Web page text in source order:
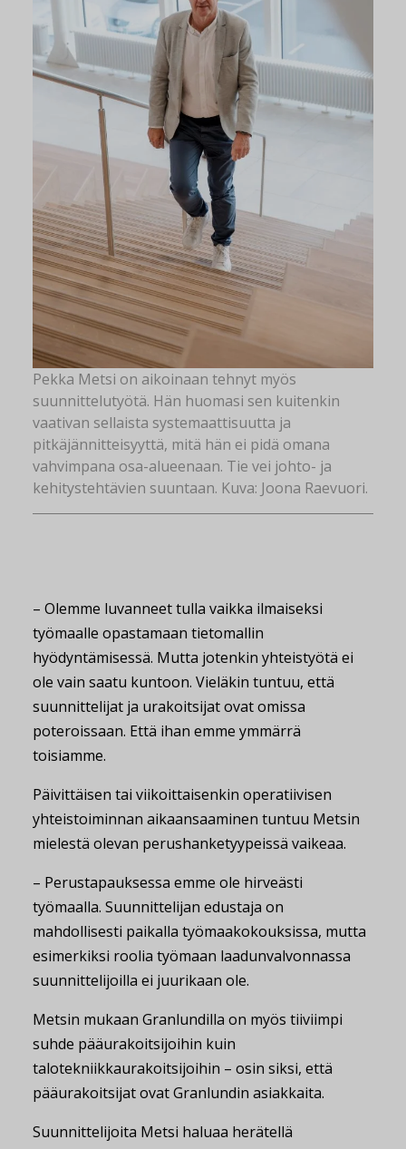
Pekka Metsi on aikoinaan tehnyt myös
suunnittelutyötä. Hän huomasi sen kuitenkin
vaativan sellaista systemaattisuutta ja
pitkäjännitteisyyttä, mitä hän ei pidä omana
vahvimpana osa-alueenaan. Tie vei johto- ja
kehitystehtävien suuntaan. Kuva: Joona Raevuori.
– Olemme luvanneet tulla vaikka ilmaiseksi
työmaalle opastamaan tietomallin
hyödyntämisessä. Mutta jotenkin yhteistyötä ei
ole vain saatu kuntoon. Vieläkin tuntuu, että
suunnittelijat ja urakoitsijat ovat omissa
poteroissaan. Että ihan emme ymmärrä
toisiamme.
Päivittäisen tai viikoittaisenkin operatiivisen
yhteistoiminnan aikaansaaminen tuntuu Metsin
mielestä olevan perushanketyypeissä vaikeaa.
– Perustapauksessa emme ole hirveästi
työmaalla. Suunnittelijan edustaja on
mahdollisesti paikalla työmaakokouksissa, mutta
esimerkiksi roolia työmaan laadunvalvonnassa
suunnittelijoilla ei juurikaan ole.
Metsin mukaan Granlundilla on myös tiiviimpi
suhde pääurakoitsijoihin kuin
talotekniikkaurakoitsijoihin – osin siksi, että
pääurakoitsijat ovat Granlundin asiakkaita.
Suunnittelijoita Metsi haluaa herätellä